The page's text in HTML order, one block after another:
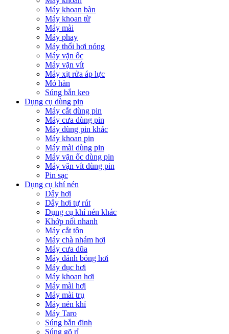
Máy khoan bàn
Máy khoan từ
Máy mài
Máy phay
Máy thổi hơi nóng
Máy vặn ốc
Máy vặn vít
Máy xịt rửa áp lực
Mỏ hàn
Súng bắn keo
Dụng cụ dùng pin
Máy cắt dùng pin
Máy cưa dùng pin
Máy dùng pin khác
Máy khoan pin
Máy mài dùng pin
Máy vặn ốc dùng pin
Máy vặn vít dùng pin
Pin sạc
Dụng cụ khí nén
Dây hơi
Dây hơi tự rút
Dụng cụ khí nén khác
Khớp nối nhanh
Máy cắt tôn
Máy chà nhám hơi
Máy cưa dũa
Máy đánh bóng hơi
Máy đục hơi
Máy khoan hơi
Máy mài hơi
Máy mài trụ
Máy nén khí
Máy Taro
Súng bắn đinh
Súng gõ rỉ